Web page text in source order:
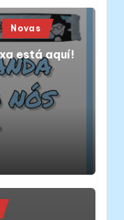
Novas
está aquí!